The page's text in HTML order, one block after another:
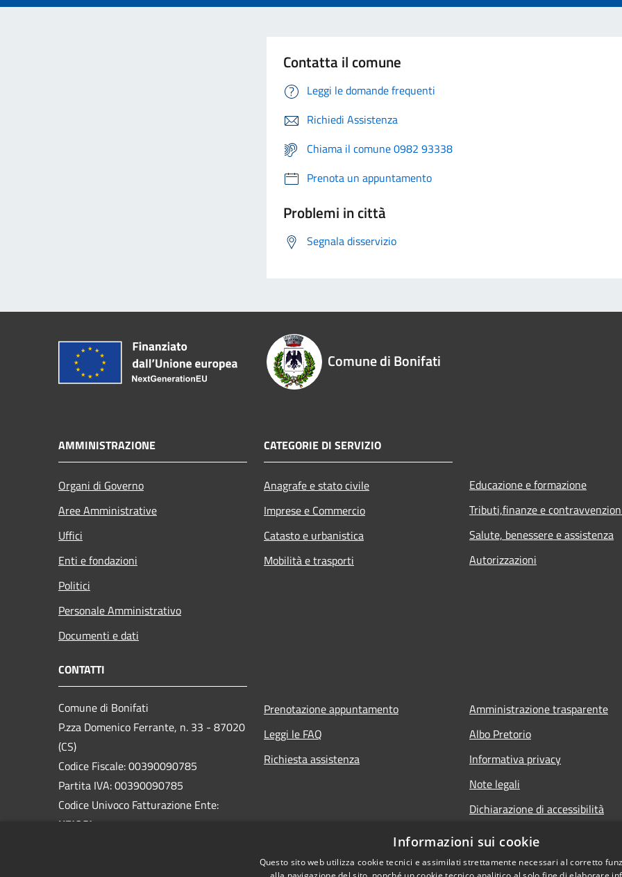
Contatta il comune
Leggi le domande frequenti
Richiedi Assistenza
Chiama il comune 0982 93338
Prenota un appuntamento
Problemi in città
Segnala disservizio
Comune di Bonifati
AMMINISTRAZIONE
Organi di Governo
Aree Amministrative
Uffici
Enti e fondazioni
Politici
Personale Amministrativo
Documenti e dati
CATEGORIE DI SERVIZIO
Anagrafe e stato civile
Imprese e Commercio
Catasto e urbanistica
Mobilità e trasporti
Educazione e formazione
Tributi,finanze e
Salute, benessere e assistenza
Autorizzazioni
CONTATTI
Comune di Bonifati
P.zza Domenico Ferrante, n. 33 - 87020
(CS)
Codice Fiscale: 00390090785
Partita IVA: 00390090785
Codice Univoco Fatturazione Ente:
UFJQGJ
Prenotazione appuntamento
Leggi le FAQ
Richiesta assistenza
Amministrazione trasparente
Albo Pretorio
Informativa privacy
Note legali
Dichiarazione di accessibilità
Obiettivi di accessibilità
Informazioni sui cookie
Questo sito web utilizza cookie tecnici e assimilati strettamente necessari al corretto